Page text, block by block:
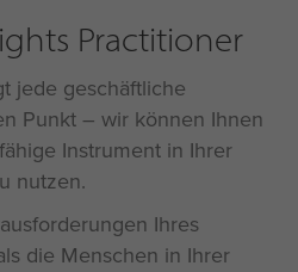
Practitioner
jede geschäftliche
Punkt – wir können Ihnen
Instrument in Ihrer
nutzen.
Ihres
die Menschen in Ihrer